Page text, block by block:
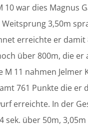
10 war dies Magnus
3,50m
erreichte er
über 800m, die er
M 11 nahmen
761 Punkte die er
erreichte. In der
sek. über 50m,